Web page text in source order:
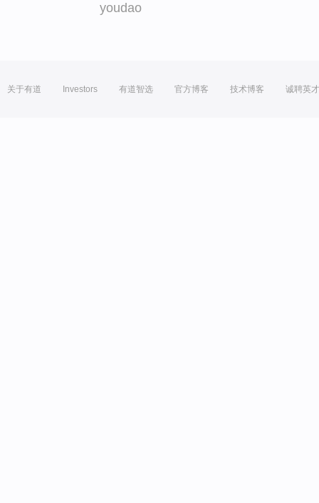
youdao
关于有道 Investors 有道智选 官方博客 技术博客 诚聘英才